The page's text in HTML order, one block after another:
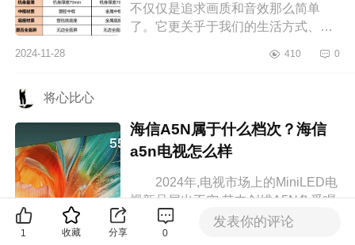
不仅仅是追求画质和音效那么简单
了。它更关乎于我们的生活方式、审
小编为大家介绍下T7K和Q9K哪个更
2024-11-28 410 0
将心比心
海信A5N属于什么档次？海信
a5n电视怎么样
2024年,电视市场上的MiniLED电
视新品层出不穷,其中创维A5N备受瞩
目，下面小编为大家介绍下海信A5N
属于什么档次？海信a5n电视怎么
1 收藏 分享 0
发表你的评论